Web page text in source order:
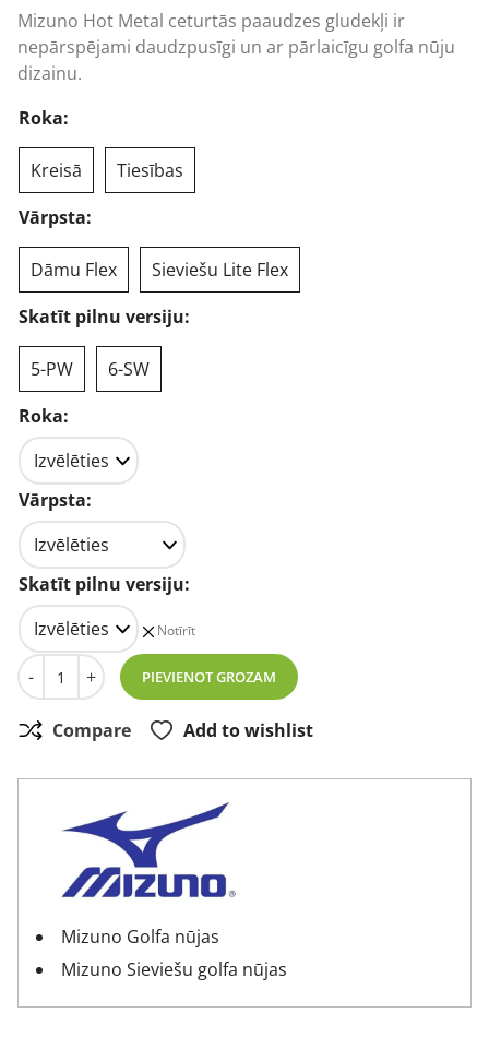
Mizuno Hot Metal ceturtās paaudzes gludekļi ir
nepārspējami daudzpusīgi un ar pārlaicīgu golfa nūju
dizainu.
Roka:
Kreisā
Tiesības
Vārpsta:
Dāmu Flex
Sieviešu Lite Flex
Skatīt pilnu versiju:
5-PW
6-SW
Roka:
Vārpsta:
Skatīt pilnu versiju:
Notīrīt
-
Mizuno JPX-923 Hot Metal sieviešu golfa gludekļi
+ PIEVIENOT GROZAM
Compare Add to wishlist
Mizuno Golfa nūjas
Mizuno Sieviešu golfa nūjas